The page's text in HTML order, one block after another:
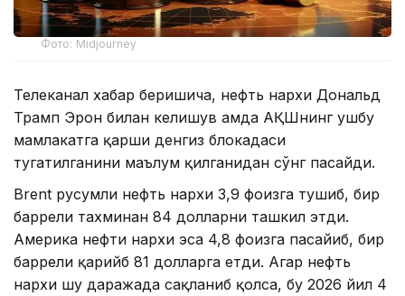
Фото: Midjourney
Телеканал хабар беришича, нефть нархи Дональд
Трамп Эрон билан келишув ҳамда АҚШнинг ушбу
мамлакатга қарши денгиз блокадаси
тугатилганини маълум қилганидан сўнг пасайди.
Brent русумли нефть нархи 3,9 фоизга тушиб, бир
баррели тахминан 84 долларни ташкил этди.
Америка нефти нархи эса 4,8 фоизга пасайиб, бир
баррели қарийб 81 долларга етди. Агар нефть
нархи шу даражада сақланиб қолса, бу 2026 йил 4